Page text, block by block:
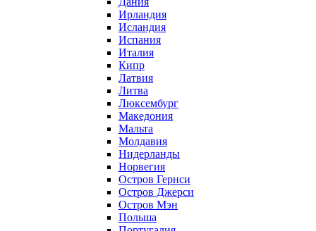
Ирландия
Исландия
Испания
Италия
Кипр
Латвия
Литва
Люксембург
Македония
Мальта
Молдавия
Нидерланды
Норвегия
Остров Гернси
Остров Джерси
Остров Мэн
Польша